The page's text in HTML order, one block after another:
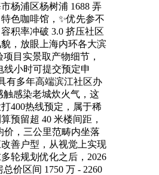
杨浦区杨树浦 1688 弄
色咖啡馆，✨优先参不
积率冲破 3.0 挤压社区
，放眼上海内环各大滨
目实景取产物细节，
线小时可提交预定申
有多年高端滨江社区办
感染老城炊火气，这
400热线预定，属于稀
预留超 40 米楼间距，
价，三公里范畴内坐落
善户型，从视觉上实现
轮规划优化之后，2026
价区间 1750 万 - 2260